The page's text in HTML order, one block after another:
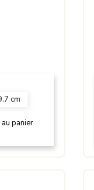
cm
panier